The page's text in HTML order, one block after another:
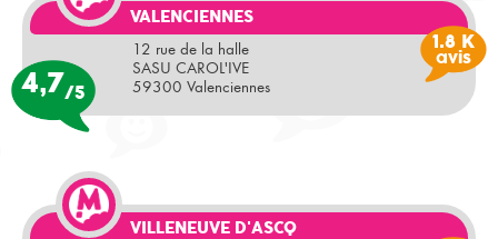
VALENCIENNES
12 rue de la halle
SASU CAROL'IVE
59300 Valenciennes
4,7/5
1.8 K
avis
VILLENEUVE D'ASCQ